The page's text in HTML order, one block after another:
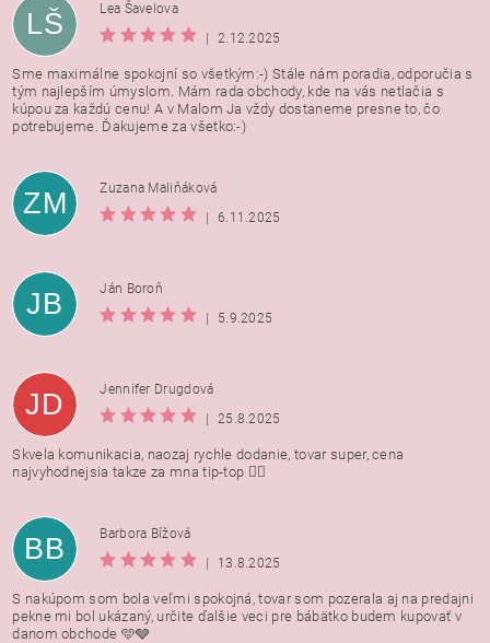
LŠ
Lea Šavelova
|
2.12.2025
Sme maximálne spokojní so všetkým:-) Stále nám poradia, odporučia s
tým najlepším úmyslom. Mám rada obchody, kde na vás netlačia s
kúpou za každú cenu! A v Malom Ja vždy dostaneme presne to, čo
potrebujeme. Ďakujeme za všetko:-)
ZM
Zuzana Maliňáková
|
6.11.2025
JB
Ján Boroň
|
5.9.2025
JD
Jennifer Drugdová
|
25.8.2025
Skvela komunikacia, naozaj rychle dodanie, tovar super, cena
najvyhodnejsia takze za mna tip-top 👍🏻
BB
Barbora Bížová
|
13.8.2025
S nakúpom som bola veľmi spokojná, tovar som pozerala aj na predajni
pekne mi bol ukázaný, určite ďalšie veci pre bábätko budem kupovať v
danom obchode 🩵🩶